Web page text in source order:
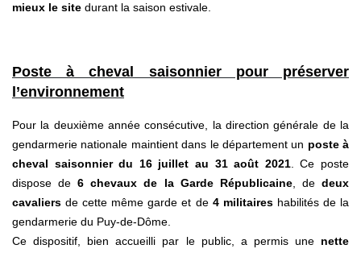
mieux le site durant la saison estivale.
Poste à cheval saisonnier pour préserver
l’environnement
Pour la deuxième année consécutive, la direction générale de la
gendarmerie nationale maintient dans le département un poste à
cheval saisonnier du 16 juillet au 31 août 2021. Ce poste
dispose de6 chevaux de la Garde Républicaine, dedeux
cavaliersde cette même garde et de 4 militaires habilités de la
gendarmerie du Puy-de-Dôme.
Ce dispositif, bien accueilli par le public, a permis une nette